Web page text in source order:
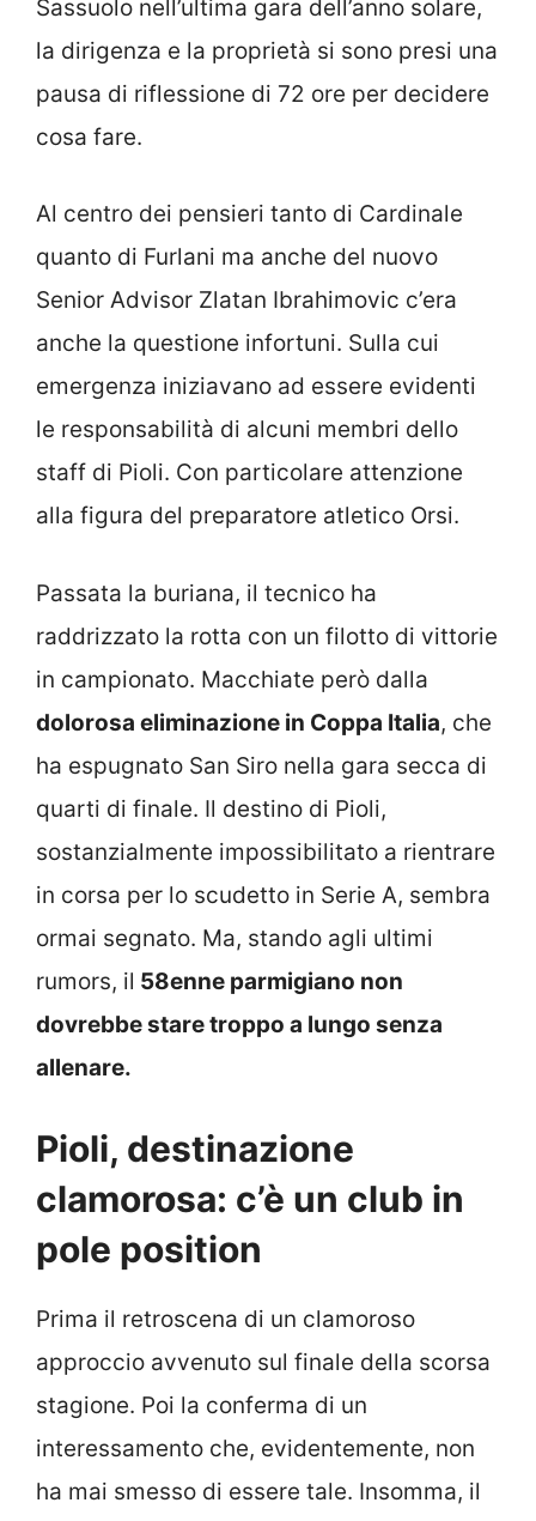
Sassuolo nell’ultima gara dell’anno solare,
la dirigenza e la proprietà si sono presi una
pausa di riflessione di 72 ore per decidere
cosa fare.
Al centro dei pensieri tanto di Cardinale
quanto di Furlani ma anche del nuovo
Senior Advisor Zlatan Ibrahimovic c’era
anche la questione infortuni. Sulla cui
emergenza iniziavano ad essere evidenti
le responsabilità di alcuni membri dello
staff di Pioli. Con particolare attenzione
alla figura del preparatore atletico Orsi.
Passata la buriana, il tecnico ha
raddrizzato la rotta con un filotto di vittorie
in campionato. Macchiate però dalla
dolorosa eliminazione in Coppa Italia, che
ha espugnato San Siro nella gara secca di
quarti di finale. Il destino di Pioli,
sostanzialmente impossibilitato a rientrare
in corsa per lo scudetto in Serie A, sembra
ormai segnato. Ma, stando agli ultimi
rumors, il 58enne parmigiano non
dovrebbe stare troppo a lungo senza
allenare.
Pioli, destinazione
clamorosa: c’è un club in
pole position
Prima il retroscena di un clamoroso
approccio avvenuto sul finale della scorsa
stagione. Poi la conferma di un
interessamento che, evidentemente, non
ha mai smesso di essere tale. Insomma, il